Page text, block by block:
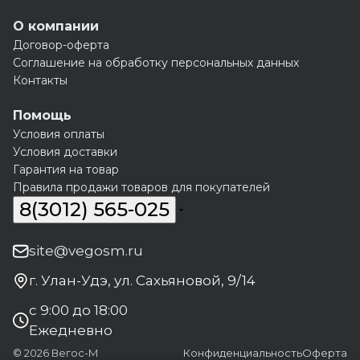
О компании
Договор-оферта
Соглашение на обработку персональных данных
Контакты
Помощь
Условия оплаты
Условия доставки
Гарантия на товар
Правила продажи товаров для покупателей
8(3012) 565-025
site@vegosm.ru
г. Улан-Удэ, ул. Сахьяновой, 9/14
с 9:00 до 18:00
Ежедневно
© 2026 Вегос-М КонфиденциальностьОферта